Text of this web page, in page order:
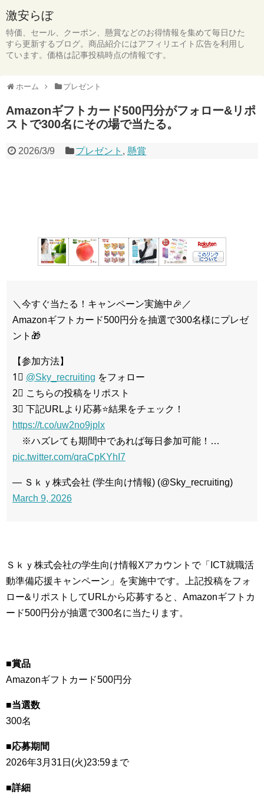
激安らぼ
特価、セール、クーポン、懸賞などのお得情報を集めて毎日ひた
すら更新するブログ。商品紹介にはアフィリエイト広告を利用し
ています。価格は記事投稿時点の情報です。
ホーム プレゼント
Amazonギフトカード500円分がフォロー&リポ
ストで300名にその場で当たる。
2026/3/9 プレゼント ,懸賞
＼今すぐ当たる！キャンペーン実施中🎉／
Amazonギフトカード500円分を抽選で300名様にプレゼ
ント🎁
【参加方法】
1⃣ @Sky_recruiting をフォロー
2⃣ こちらの投稿をリポスト
3⃣ 下記URLより応募⭐結果をチェック！
https://t.co/uw2no9jplx
※ハズレても期間中であれば毎日参加可能！…
pic.twitter.com/qraCpKYhI7
— Ｓｋｙ株式会社 (学生向け情報) (@Sky_recruiting)
March 9, 2026
Ｓｋｙ株式会社の学生向け情報Xアカウントで「ICT就職活
動準備応援キャンペーン」を実施中です。上記投稿をフォ
ロー&リポストしてURLから応募すると、Amazonギフトカ
ード500円分が抽選で300名に当たります。
■賞品
Amazonギフトカード500円分
■当選数
300名
■応募期間
2026年3月31日(火)23:59まで
■詳細